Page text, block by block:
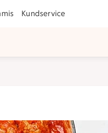
Kundservice